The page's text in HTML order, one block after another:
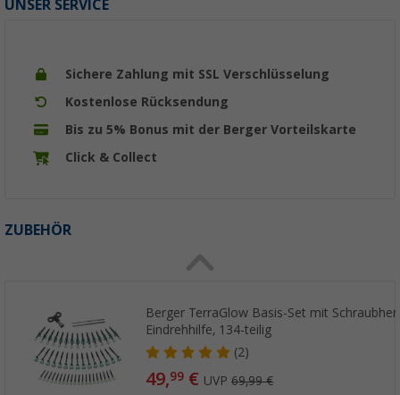
UNSER SERVICE
Sichere Zahlung mit SSL Verschlüsselung
Kostenlose Rücksendung
Bis zu 5% Bonus mit der Berger Vorteilskarte
Click & Collect
ZUBEHÖR
Berger TerraGlow Basis-Set mit
Eindrehhilfe, 134-teilig
(2)
49,99 € UVP69,99 €